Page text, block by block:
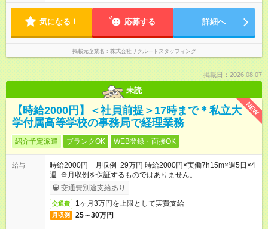
気になる！ 応募する 詳細へ
掲載元企業名 株式会社リクルートスタッフィング
掲載日：2026.08.07
未読
NEW
【時給2000円】＜社員前提＞17時まで＊私立大
学付属高等学校の事務局で経理業務
紹介予定派遣 ブランクOK WEB登録・面接OK
給与
時給2000円 月収例 29万円 時給2000円×実働7h15m×週5日×4
週 ※月収例を保証するものではありません。
交通費別途支給あり
交通費 1ヶ月3万円を上限として実費支給
月収例 25～30万円